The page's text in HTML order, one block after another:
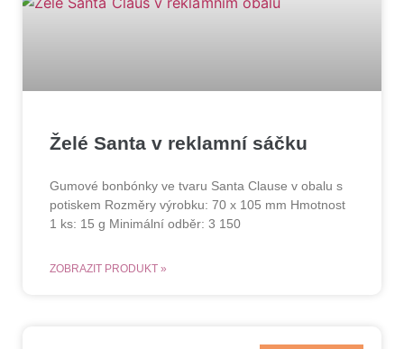
Želé Santa v reklamní sáčku
Gumové bonbónky ve tvaru Santa Clause v obalu s
potiskem Rozměry výrobku: 70 x 105 mm Hmotnost
1 ks: 15 g Minimální odběr: 3 150
ZOBRAZIT PRODUKT »